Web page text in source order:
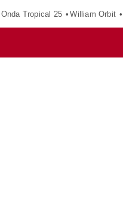
Onda Tropical 25 William Orbit